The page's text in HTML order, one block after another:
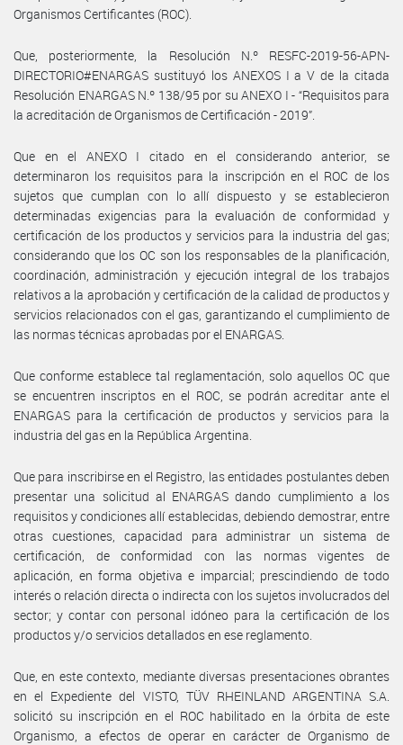
Organismos Certificantes (ROC).
Que, posteriormente, la Resolución N.º RESFC-2019-56-APN-
DIRECTORIO#ENARGAS sustituyó los ANEXOS I a V de la citada
Resolución ENARGAS N.º 138/95 por su ANEXO I - “Requisitos para
la acreditación de Organismos de Certificación - 2019”.
Que en el ANEXO I citado en el considerando anterior, se
determinaron los requisitos para la inscripción en el ROC de los
sujetos que cumplan con lo allí dispuesto y se establecieron
determinadas exigencias para la evaluación de conformidad y
certificación de los productos y servicios para la industria del gas;
considerando que los OC son los responsables de la planificación,
coordinación, administración y ejecución integral de los trabajos
relativos a la aprobación y certificación de la calidad de productos y
servicios relacionados con el gas, garantizando el cumplimiento de
las normas técnicas aprobadas por el ENARGAS.
Que conforme establece tal reglamentación, solo aquellos OC que
se encuentren inscriptos en el ROC, se podrán acreditar ante el
ENARGAS para la certificación de productos y servicios para la
industria del gas en la República Argentina.
Que para inscribirse en el Registro, las entidades postulantes deben
presentar una solicitud al ENARGAS dando cumplimiento a los
requisitos y condiciones allí establecidas, debiendo demostrar, entre
otras cuestiones, capacidad para administrar un sistema de
certificación, de conformidad con las normas vigentes de
aplicación, en forma objetiva e imparcial; prescindiendo de todo
interés o relación directa o indirecta con los sujetos involucrados del
sector; y contar con personal idóneo para la certificación de los
productos y/o servicios detallados en ese reglamento.
Que, en este contexto, mediante diversas presentaciones obrantes
en el Expediente del VISTO, TÜV RHEINLAND ARGENTINA S.A.
solicitó su inscripción en el ROC habilitado en la órbita de este
Organismo, a efectos de operar en carácter de Organismo de